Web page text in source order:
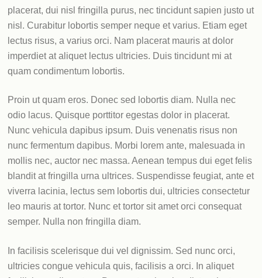
placerat, dui nisl fringilla purus, nec tincidunt sapien justo ut
nisl. Curabitur lobortis semper neque et varius. Etiam eget
lectus risus, a varius orci. Nam placerat mauris at dolor
imperdiet at aliquet lectus ultricies. Duis tincidunt mi at
quam condimentum lobortis.
Proin ut quam eros. Donec sed lobortis diam. Nulla nec
odio lacus. Quisque porttitor egestas dolor in placerat.
Nunc vehicula dapibus ipsum. Duis venenatis risus non
nunc fermentum dapibus. Morbi lorem ante, malesuada in
mollis nec, auctor nec massa. Aenean tempus dui eget felis
blandit at fringilla urna ultrices. Suspendisse feugiat, ante et
viverra lacinia, lectus sem lobortis dui, ultricies consectetur
leo mauris at tortor. Nunc et tortor sit amet orci consequat
semper. Nulla non fringilla diam.
In facilisis scelerisque dui vel dignissim. Sed nunc orci,
ultricies congue vehicula quis, facilisis a orci. In aliquet